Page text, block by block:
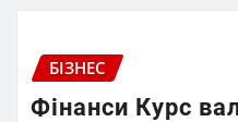
БІЗНЕС
Фінанси Курс